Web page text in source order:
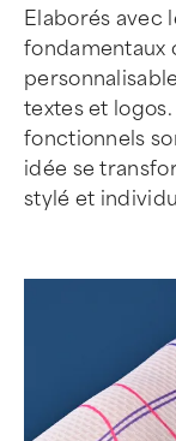
Elaborés avec
fondamentaux
textes et
fonctionnels
idée se
stylé et